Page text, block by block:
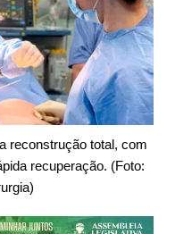
reconstrução total, com
recuperação. (Foto: